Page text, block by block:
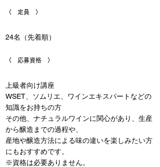
〈　定員　〉
24名（先着順）
〈　応募資格　〉
上級者向け講座
WSET、ソムリエ、ワインエキスパートなどの
知識をお持ちの方
その他、ナチュラルワインに関心があり、生産
から醸造までの過程や、
産地や醸造方法による味の違いを楽しみたい方
にもおすすめです。
※資格は必要ありません。